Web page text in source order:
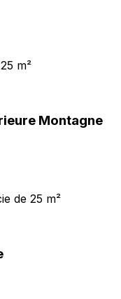
m²
Montagne
de 25 m²